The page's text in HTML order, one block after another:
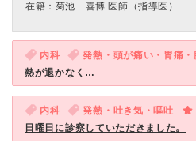
在籍：菊池 喜博 医師（指導医）
内科 発熱・頭が痛い・胃痛
熱が退かなく…
内科 発熱・吐き気・嘔吐
日曜日に診察していただきました。